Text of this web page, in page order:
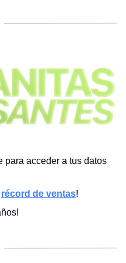
para acceder a tus datos
récord de ventas!